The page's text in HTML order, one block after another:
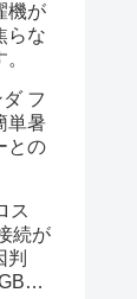
が
らな
フ
単暑
との
ス
続が
判
回